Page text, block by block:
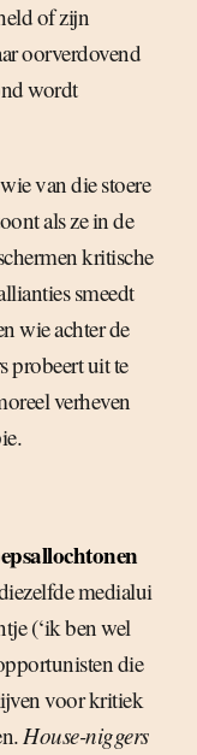
of zijn
oorverdovend
wordt
van die stoere
als ze in de
kritische
smeedt
wie achter de
probeert uit te
verheven
medialui
(‘ik ben wel
die
voor kritiek
House-niggers